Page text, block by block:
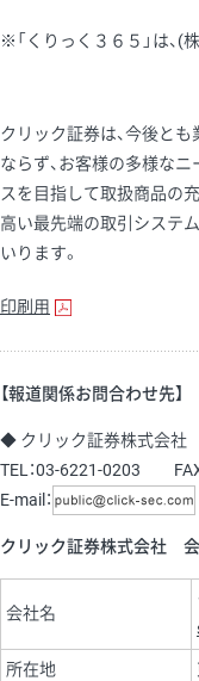
※「くりっく３６５」は、(
クリック証券は、今後と
ならず、お客様の多様な
スを目指して取扱商品の
高い最先端の取引システ
いります。
印刷用
【報道関係お問合わせ先】
◆ クリック証券株式会社
TEL：03-6221-0203 FAX
E-mail：
クリック証券株式会社
会社名
所在地